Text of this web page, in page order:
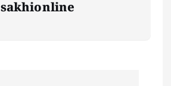
sakhionline